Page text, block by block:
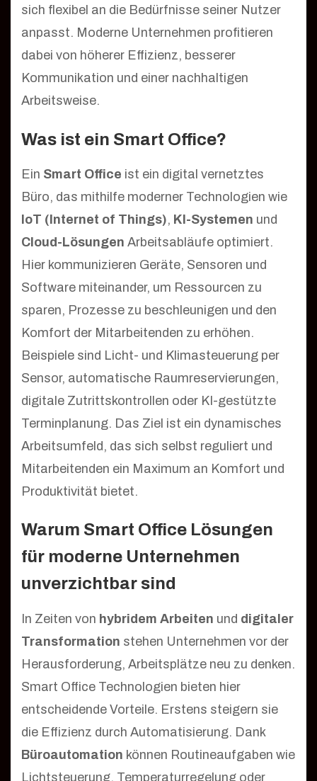
sich flexibel an die Bedürfnisse seiner Nutzer
anpasst. Moderne Unternehmen profitieren
dabei von höherer Effizienz, besserer
Kommunikation und einer nachhaltigen
Arbeitsweise.
Was ist ein Smart Office?
Ein Smart Office ist ein digital vernetztes
Büro, das mithilfe moderner Technologien wie
IoT (Internet of Things), KI-Systemen und
Cloud-Lösungen Arbeitsabläufe optimiert.
Hier kommunizieren Geräte, Sensoren und
Software miteinander, um Ressourcen zu
sparen, Prozesse zu beschleunigen und den
Komfort der Mitarbeitenden zu erhöhen.
Beispiele sind Licht- und Klimasteuerung per
Sensor, automatische Raumreservierungen,
digitale Zutrittskontrollen oder KI-gestützte
Terminplanung. Das Ziel ist ein dynamisches
Arbeitsumfeld, das sich selbst reguliert und
Mitarbeitenden ein Maximum an Komfort und
Produktivität bietet.
Warum Smart Office Lösungen
für moderne Unternehmen
unverzichtbar sind
In Zeiten von hybridem Arbeiten und digitaler
Transformation stehen Unternehmen vor der
Herausforderung, Arbeitsplätze neu zu denken.
Smart Office Technologien bieten hier
entscheidende Vorteile. Erstens steigern sie
die Effizienz durch Automatisierung. Dank
Büroautomation können Routineaufgaben wie
Lichtsteuerung, Temperaturregelung oder